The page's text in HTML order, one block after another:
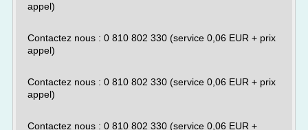
appel)
Contactez nous : 0 810 802 330 (service 0,06 EUR + prix
appel)
Contactez nous : 0 810 802 330 (service 0,06 EUR + prix
appel)
Contactez nous : 0 810 802 330 (service 0,06 EUR +